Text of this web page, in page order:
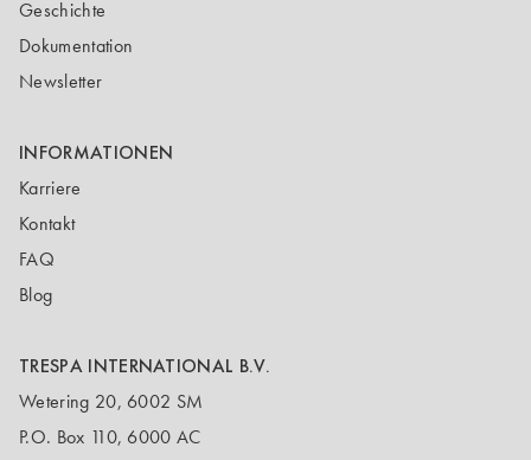
Geschichte
Dokumentation
Newsletter
INFORMATIONEN
Karriere
Kontakt
FAQ
Blog
TRESPA INTERNATIONAL B.V.
Wetering 20, 6002 SM
P.O. Box 110, 6000 AC